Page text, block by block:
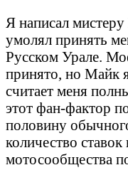
Я написал
умолял принять
Русском Урале.
принято, но Майк
считает меня
этот фан-фактор
половину
количество
мотосообщества